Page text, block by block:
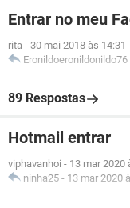
Entrar no meu
rita - 30 mai 2018 às 14:31
Eronildoeronildonildo76
89 Respostas
Hotmail entrar
viphavanhoi - 13 mar 2020
ninha25 - 13 mar 2020